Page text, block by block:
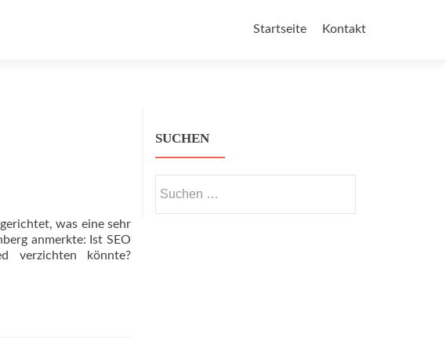
Startseite
Kontakt
was eine sehr
anmerkte: Ist SEO
verzichten könnte?
SUCHEN